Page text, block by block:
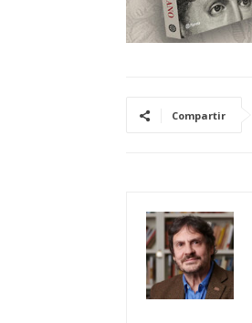
Compartir